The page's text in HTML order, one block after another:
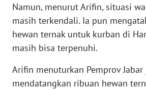
Namun, menurut Arifin, situasi
masih terkendali. Ia pun
hewan ternak untuk kurban di
masih bisa terpenuhi.
Arifin menuturkan Pemprov Jabar
mendatangkan ribuan hewan
KARIR
DISCLAIMER